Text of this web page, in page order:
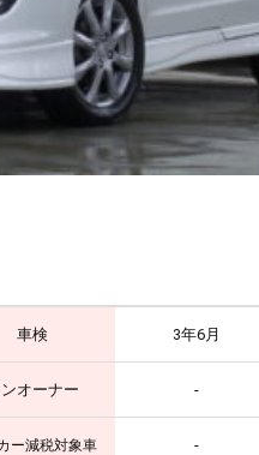
車検 3年6月
オーナー -
ー減税対象車 -